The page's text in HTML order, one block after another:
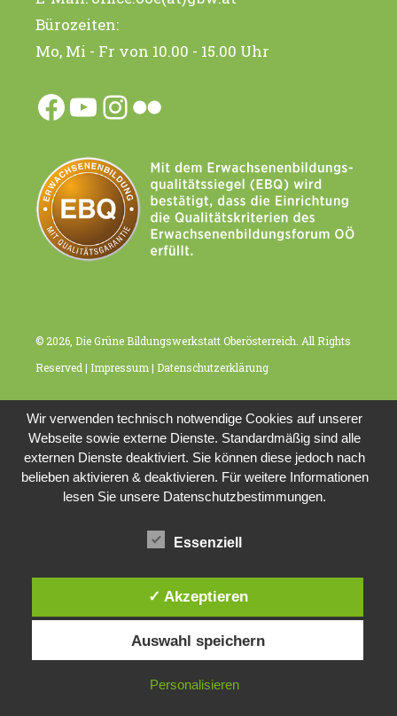
Bürozeiten:
Mo, Mi - Fr von 10.00 - 15.00 Uhr
Facebook
YouTube
Instagram
Flickr
© 2026, Die Grüne Bildungswerkstatt Oberösterreich. All Rights
Reserved | Impressum | Datenschutzerklärung
Wir verwenden technisch notwendige Cookies auf unserer
Webseite sowie externe Dienste. Standardmäßig sind alle
externen Dienste deaktiviert. Sie können diese jedoch nach
belieben aktivieren & deaktivieren. Für weitere Informationen
lesen Sie unsere Datenschutzbestimmungen.
Essenziell
✓ Akzeptieren
Auswahl speichern
Personalisieren